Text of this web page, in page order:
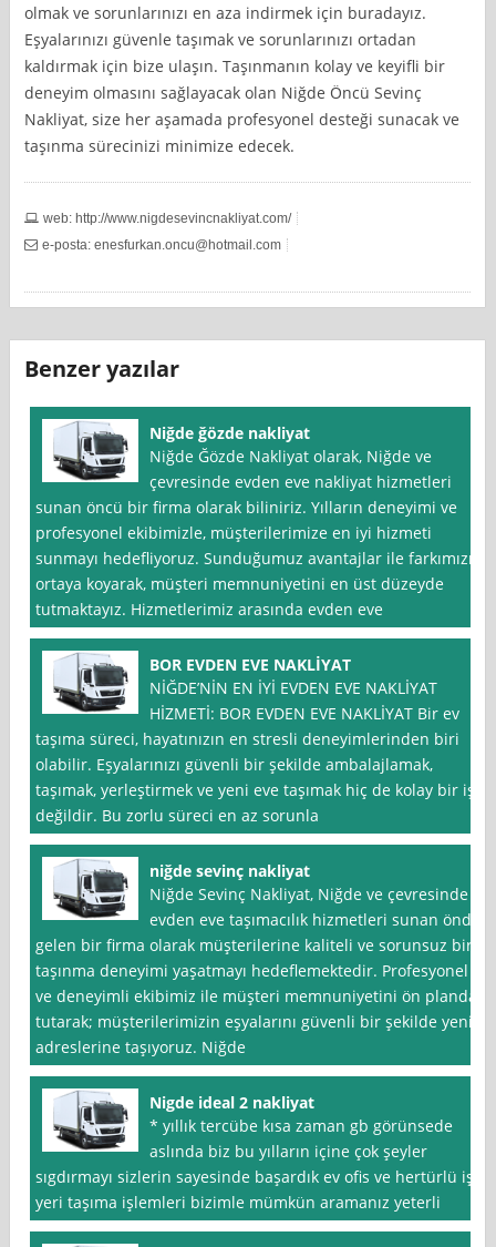
olmak ve sorunlarınızı en aza indirmek için buradayız.
Eşyalarınızı güvenle taşımak ve sorunlarınızı ortadan
kaldırmak için bize ulaşın. Taşınmanın kolay ve keyifli bir
deneyim olmasını sağlayacak olan Niğde Öncü Sevinç
Nakliyat, size her aşamada profesyonel desteği sunacak ve
taşınma sürecinizi minimize edecek.
web: http://www.nigdesevincnakliyat.com/
e-posta:enesfurkan.oncu@hotmail.com
Benzer yazılar
Niğde ğözde nakliyat
Niğde Ğözde Nakliyat olarak, Niğde ve
çevresinde evden eve nakliyat hizmetleri
sunan öncü bir firma olarak biliniriz. Yılların deneyimi ve
profesyonel ekibimizle, müşterilerimize en iyi hizmeti
sunmayı hedefliyoruz. Sunduğumuz avantajlar ile farkımızı
ortaya koyarak, müşteri memnuniyetini en üst düzeyde
tutmaktayız. Hizmetlerimiz arasında evden eve
BOR EVDEN EVE NAKLİYAT
NİĞDE’NİN EN İYİ EVDEN EVE NAKLİYAT
HİZMETİ: BOR EVDEN EVE NAKLİYAT Bir ev
taşıma süreci, hayatınızın en stresli deneyimlerinden biri
olabilir. Eşyalarınızı güvenli bir şekilde ambalajlamak,
taşımak, yerleştirmek ve yeni eve taşımak hiç de kolay bir iş
değildir. Bu zorlu süreci en az sorunla
niğde sevinç nakliyat
Niğde Sevinç Nakliyat, Niğde ve çevresinde
evden eve taşımacılık hizmetleri sunan önde
gelen bir firma olarak müşterilerine kaliteli ve sorunsuz bir
taşınma deneyimi yaşatmayı hedeflemektedir. Profesyonel
ve deneyimli ekibimiz ile müşteri memnuniyetini ön planda
tutarak; müşterilerimizin eşyalarını güvenli bir şekilde yeni
adreslerine taşıyoruz. Niğde
Nigde ideal 2 nakliyat
* yıllık tercübe kısa zaman gb görünsede
aslında biz bu yılların içine çok şeyler
sıgdırmayı sizlerin sayesinde başardık ev ofis ve hertürlü iş
yeri taşıma işlemleri bizimle mümkün aramanız yeterli